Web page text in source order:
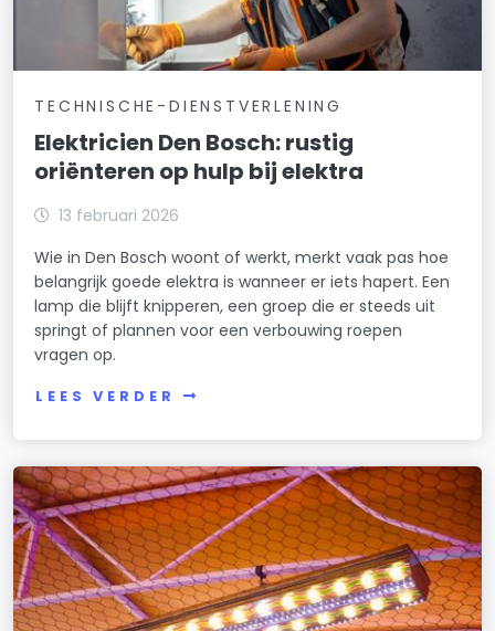
TECHNISCHE-DIENSTVERLENING
Elektricien Den Bosch: rustig
oriënteren op hulp bij elektra
13 februari 2026
Wie in Den Bosch woont of werkt, merkt vaak pas hoe
belangrijk goede elektra is wanneer er iets hapert. Een
lamp die blijft knipperen, een groep die er steeds uit
springt of plannen voor een verbouwing roepen
vragen op.
LEES VERDER